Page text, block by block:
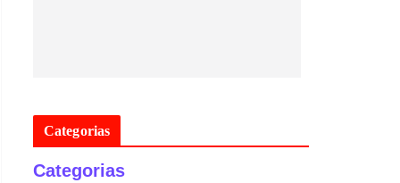
Categorias
Categorias